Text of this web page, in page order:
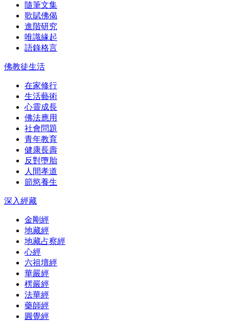
隨筆文集
歌賦佛偈
進階研究
唯識緣起
語錄格言
佛教徒生活
在家修行
生活藝術
心靈成長
佛法應用
社會問題
青年教育
健康長壽
反對墮胎
人間孝道
節慾養生
深入經藏
金剛經
地藏經
地藏占察經
心經
六祖壇經
華嚴經
楞嚴經
法華經
藥師經
圓覺經